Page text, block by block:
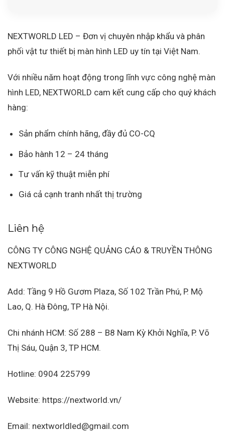
NEXTWORLD LED – Đơn vị chuyên nhập khẩu và phân
phối vật tư thiết bị màn hình LED uy tín tại Việt Nam.
Với nhiều năm hoạt động trong lĩnh vực công nghệ màn
hình LED, NEXTWORLD cam kết cung cấp cho quý khách
hàng:
Sản phẩm chính hãng, đầy đủ CO-CQ
Bảo hành 12 – 24 tháng
Tư vấn kỹ thuật miễn phí
Giá cả cạnh tranh nhất thị trường
Liên hệ
CÔNG TY CÔNG NGHỆ QUẢNG CÁO & TRUYỀN THÔNG
NEXTWORLD
Add: Tầng 9 Hồ Gươm Plaza, Số 102 Trần Phú, P. Mộ
Lao, Q. Hà Đông, TP Hà Nội.
Chi nhánh HCM: Số 288 – B8 Nam Kỳ Khởi Nghĩa, P. Võ
Thị Sáu, Quận 3, TP HCM.
Hotline: 0904 225799
Website: https://nextworld.vn/
Email: nextworldled@gmail.com